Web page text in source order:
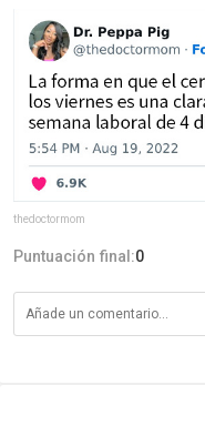
thedoctormom
Puntuación final:0